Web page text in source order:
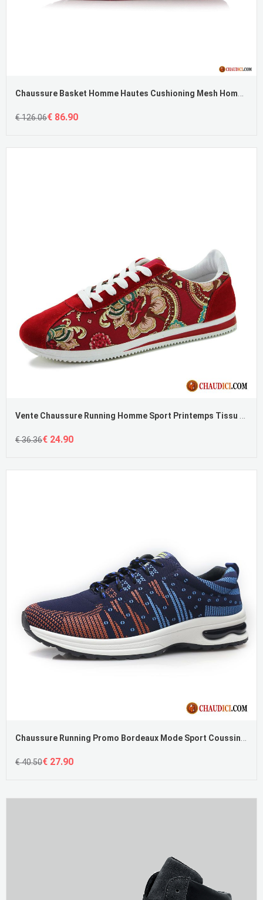
Chaussure Basket Homme Hautes Cushioning Mesh Homme Porter Pas Cher
€ 126.06€ 86.90
Vente Chaussure Running Homme Sport Printemps Tissu Confortable Chaussures De Course
€ 36.36€ 24.90
Chaussure Running Promo Bordeaux Mode Sport Coussin D'air Confortable Toile Pas Cher
€ 40.50€ 27.90